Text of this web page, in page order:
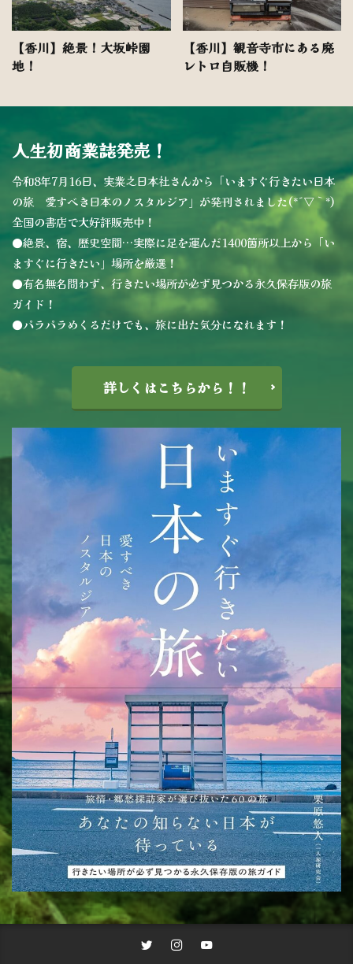
【香川】絶景！大坂峠園
地！
【香川】観音寺市にある廃
レトロ自販機！
人生初商業誌発売！
令和8年7月16日、実業之日本社さんから「いますぐ行きたい日本
の旅 愛すべき日本のノスタルジア」が発刊されました(*´▽｀*)
全国の書店で大好評販売中！
●絶景、宿、歴史空間…実際に足を運んだ1400箇所以上から「い
ますぐに行きたい」場所を厳選！
●有名無名問わず、行きたい場所が必ず見つかる永久保存版の旅
ガイド！
●パラパラめくるだけでも、旅に出た気分になれます！
詳しくはこちらから！！